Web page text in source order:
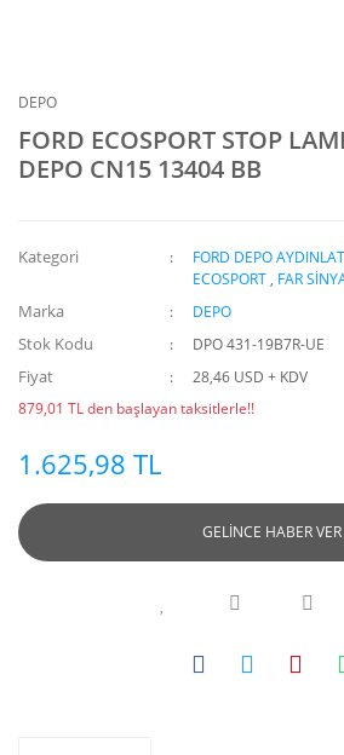
DEPO
FORD ECOSPORT STOP
DEPO CN15 13404 BB
Kategori FORD DEPO
ECOSPORT , FAR
Marka DEPO
Stok Kodu DPO 431-19B7R-UE
Fiyat
28,46 USD + KDV
879,01 TL den başlayan taksitlerle!!
1.625,98 TL
GELİNCE HABER VER